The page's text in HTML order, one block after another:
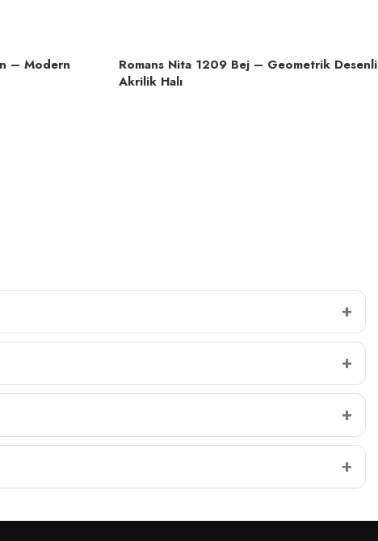
– Modern
Romans Nita 1209 Bej – Geometrik Desenli
Akrilik Halı
+
+
+
+